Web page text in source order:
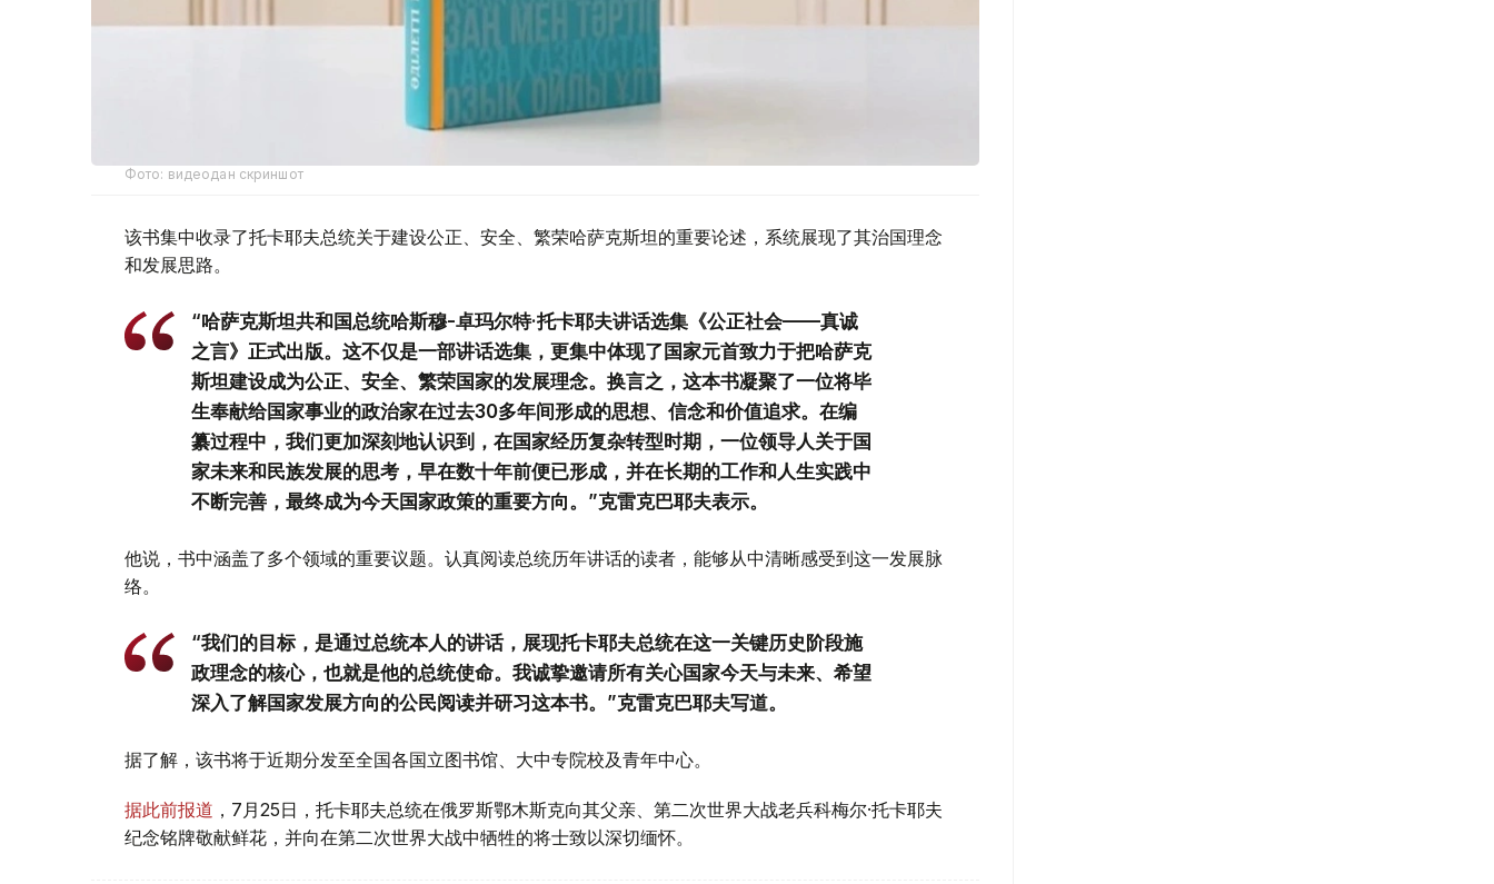
Фото: видеодан скриншот
该书集中收录了托卡耶夫总统关于建设公正、安全、繁荣哈萨克斯坦的重要论述，系统展现了其治国理念
和发展思路。
“哈萨克斯坦共和国总统哈斯穆-卓玛尔特·托卡耶夫讲话选集《公正社会——真诚
之言》正式出版。这不仅是一部讲话选集，更集中体现了国家元首致力于把哈萨克
斯坦建设成为公正、安全、繁荣国家的发展理念。换言之，这本书凝聚了一位将毕
生奉献给国家事业的政治家在过去30多年间形成的思想、信念和价值追求。在编
纂过程中，我们更加深刻地认识到，在国家经历复杂转型时期，一位领导人关于国
家未来和民族发展的思考，早在数十年前便已形成，并在长期的工作和人生实践中
不断完善，最终成为今天国家政策的重要方向。”克雷克巴耶夫表示。
他说，书中涵盖了多个领域的重要议题。认真阅读总统历年讲话的读者，能够从中清晰感受到这一发展脉
络。
“我们的目标，是通过总统本人的讲话，展现托卡耶夫总统在这一关键历史阶段施
政理念的核心，也就是他的总统使命。我诚挚邀请所有关心国家今天与未来、希望
深入了解国家发展方向的公民阅读并研习这本书。”克雷克巴耶夫写道。
据了解，该书将于近期分发至全国各国立图书馆、大中专院校及青年中心。
据此前报道 ，7月25日，托卡耶夫总统在俄罗斯鄂木斯克向其父亲、第二次世界大战老兵科梅尔·托卡耶夫
纪念铭牌敬献鲜花，并向在第二次世界大战中牺牲的将士致以深切缅怀。